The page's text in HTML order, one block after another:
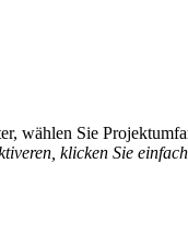
wählen Sie
klicken Sie